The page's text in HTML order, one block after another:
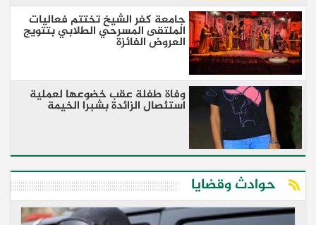
جامعة كفر الشيخ تختتم فعاليات
الملتقى المسرحي الطلابي بتتويج
العروض الفائزة
وفاة طفلة عقب خضوعها لعملية
استئصال الزائدة بشبرا الخيمة
حوادث وقضايا